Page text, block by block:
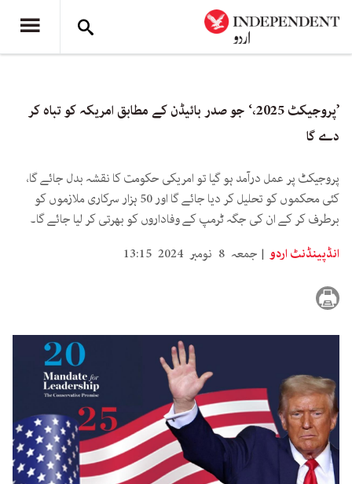
’پروجیکٹ 2025،‘ جو صدر بائیڈن کے مطابق امریکہ کو تباہ کر
دے گا
پروجیکٹ پر عمل درآمد ہو گیا تو امریکی حکومت کا نقشہ بدل جائے گا،
کئی محکموں کو تحلیل کر دیا جائے گا اور 50 ہزار سرکاری ملازموں کو
برطرف کر کے ان کی جگہ ٹرمپ کے وفاداروں کو بھرتی کر لیا جائے گا۔
انڈپینڈنٹ اردو
جمعہ 8 نومبر 2024 13:15